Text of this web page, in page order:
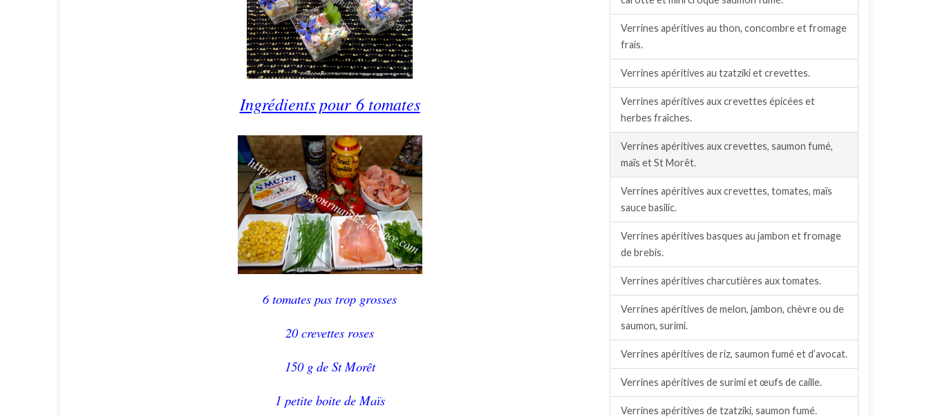
Ingrédients pour 6 tomates
6 tomates pas trop grosses
20 crevettes roses
150 g de St Morêt
1 petite boite de Maïs
Verrines apéritives au thon, concombre et fromage
frais.
Verrines apéritives au tzatziki et crevettes.
Verrines apéritives aux crevettes épicées et
herbes fraîches.
Verrines apéritives aux crevettes, saumon fumé,
maïs et St Morêt.
Verrines apéritives aux crevettes, tomates, maïs
sauce basilic.
Verrines apéritives basques au jambon et fromage
de brebis.
Verrines apéritives charcutières aux tomates.
Verrines apéritives de melon, jambon, chèvre ou de
saumon, surimi.
Verrines apéritives de riz, saumon fumé et d’avocat.
Verrines apéritives de surimi et œufs de caille.
Verrines apéritives de tzatziki, saumon fumé.